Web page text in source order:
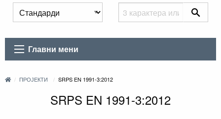
Главни мени
ПРОЈЕКТИ SRPS EN 1991-3:2012
SRPS EN 1991-3:2012